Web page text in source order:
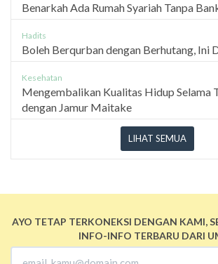
Benarkah Ada Rumah Syariah Tanpa
Hadits
Boleh Berqurban dengan Berhutang, Ini
Kesehatan
Mengembalikan Kualitas Hidup Selama
dengan Jamur Maitake
LIHAT SEMUA
AYO TETAP TERKONEKSI DENGAN KAMI,
INFO-INFO TERBARU DARI